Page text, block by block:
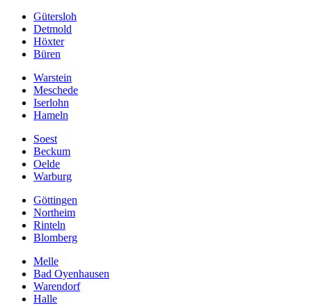
Gütersloh
Detmold
Höxter
Büren
Warstein
Meschede
Iserlohn
Hameln
Soest
Beckum
Oelde
Warburg
Göttingen
Northeim
Rinteln
Blomberg
Melle
Bad Oyenhausen
Warendorf
Halle